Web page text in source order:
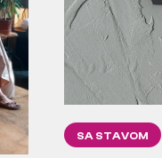
SA STAVOM